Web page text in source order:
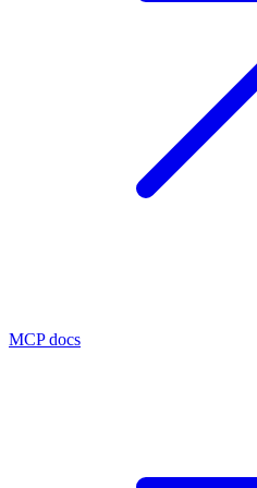
MCP docs